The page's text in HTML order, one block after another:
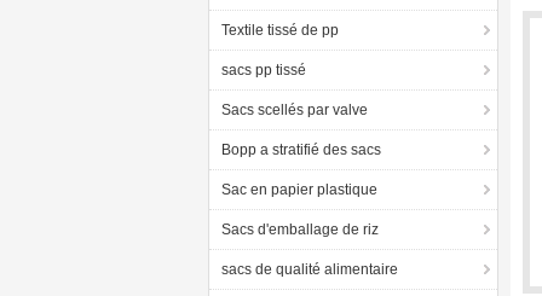
Textile tissé de pp
sacs pp tissé
Sacs scellés par valve
Bopp a stratifié des sacs
Sac en papier plastique
Sacs d'emballage de riz
sacs de qualité alimentaire